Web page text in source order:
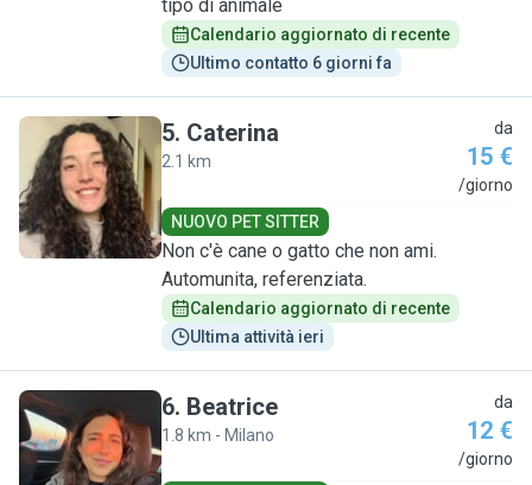
tipo di animale
Calendario aggiornato di recente
Ultimo contatto 6 giorni fa
C
5. Caterina
2.1 km
da
15 €
/giorno
NUOVO PET SITTER
Non c'è cane o gatto che non ami.
Automunita, referenziata.
Calendario aggiornato di recente
Ultima attività ieri
B
6. Beatrice
1.8 km - Milano
da
12 €
/giorno